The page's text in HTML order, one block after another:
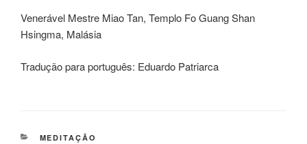
Venerável Mestre Miao Tan, Templo Fo Guang Shan
Hsingma, Malásia
Tradução para português: Eduardo Patriarca
MEDITAÇÃO